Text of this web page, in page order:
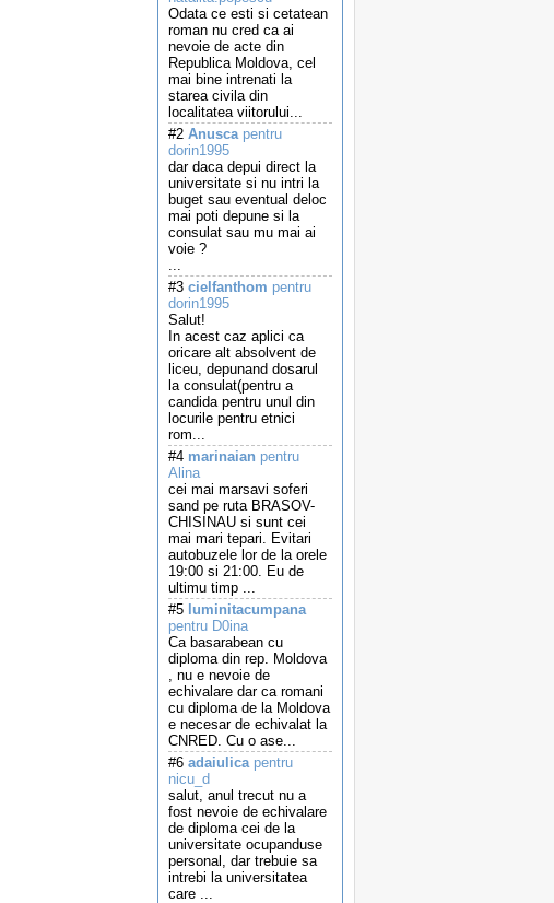
Odata ce esti si cetatean
roman nu cred ca ai
nevoie de acte din
Republica Moldova, cel
mai bine intrenati la
starea civila din
localitatea viitorului...
#2 Anuscapentru
dorin1995
dar daca depui direct la
universitate si nu intri la
buget sau eventual deloc
mai poti depune si la
consulat sau mu mai ai
voie ?
...
#3 cielfanthom pentru
dorin1995
Salut!
In acest caz aplici ca
oricare alt absolvent de
liceu, depunand dosarul
la consulat(pentru a
candida pentru unul din
locurile pentru etnici
rom...
#4 marinaian pentru
Alina
cei mai marsavi soferi
sand pe ruta BRASOV-
CHISINAU si sunt cei
mai mari tepari. Evitari
autobuzele lor de la orele
19:00 si 21:00. Eu de
ultimu timp ...
#5 luminitacumpana
pentru D0ina
Ca basarabean cu
diploma din rep. Moldova
, nu e nevoie de
echivalare dar ca romani
cu diploma de la Moldova
e necesar de echivalat la
CNRED. Cu o ase...
#6 adaiulicapentru
nicu_d
salut, anul trecut nu a
fost nevoie de echivalare
de diploma cei de la
universitate ocupanduse
personal, dar trebuie sa
intrebi la universitatea
care ...